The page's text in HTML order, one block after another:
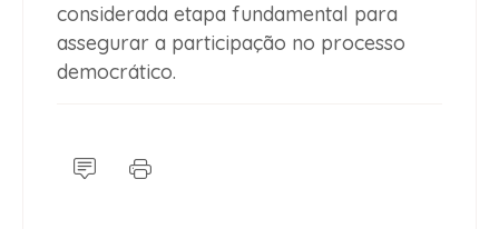
considerada etapa fundamental para
assegurar a participação no processo
democrático.